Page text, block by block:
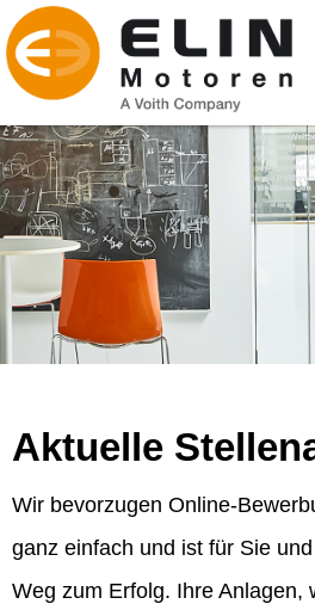
Aktuelle
Wir bevorzugen Online-
ganz einfach und ist für Sie
Weg zum Erfolg. Ihre Anlagen,